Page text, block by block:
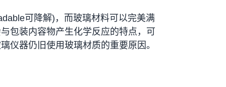
可降解) ，而玻璃材料可以完美满
包装内容物产生化学反应的特点，可
仪器仍旧使用玻璃材质的重要原因。